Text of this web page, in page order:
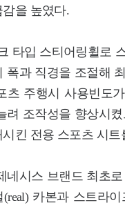
을 높였다.
타입 스티어링휠로
폭과 직경을 조절해
츠 주행시 사용빈도
려 조작성을 향상시켰
킨 전용 스포츠 시트
네시스 브랜드 최초
(real) 카본과 스트라